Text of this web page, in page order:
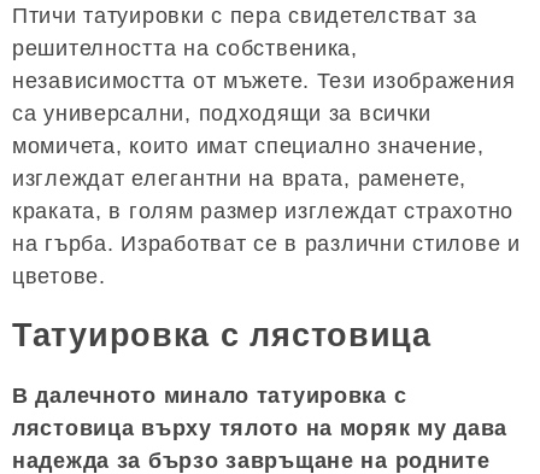
Птичи татуировки с пера свидетелстват за
решителността на собственика,
независимостта от мъжете. Тези изображения
са универсални, подходящи за всички
момичета, които имат специално значение,
изглеждат елегантни на врата, раменете,
краката, в голям размер изглеждат страхотно
на гърба. Изработват се в различни стилове и
цветове.
Татуировка с лястовица
В далечното минало татуировка с
лястовица върху тялото на моряк му дава
надежда за бързо завръщане на родните